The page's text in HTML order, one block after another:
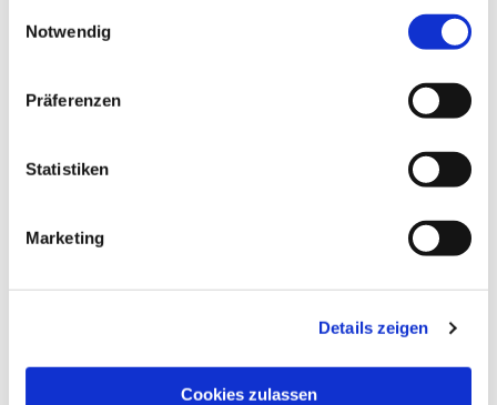
Notwendig
Präferenzen
Statistiken
Marketing
Details zeigen
Cookies zulassen